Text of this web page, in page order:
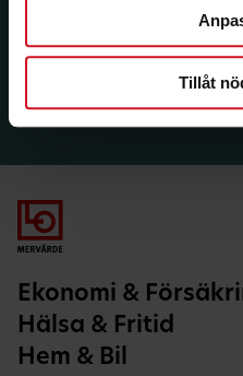
Tillåt
Ekonomi &
Hälsa & Fritid
Hem & Bil